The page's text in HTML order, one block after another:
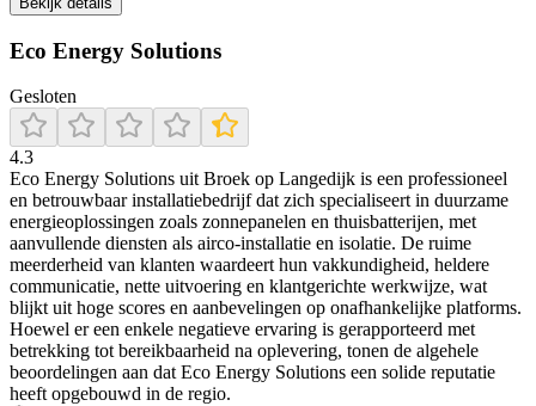
Eco Energy Solutions
Gesloten
4.3
Eco Energy Solutions uit Broek op Langedijk is een professioneel
en betrouwbaar installatiebedrijf dat zich specialiseert in duurzame
energieoplossingen zoals zonnepanelen en thuisbatterijen, met
aanvullende diensten als airco-installatie en isolatie. De ruime
meerderheid van klanten waardeert hun vakkundigheid, heldere
communicatie, nette uitvoering en klantgerichte werkwijze, wat
blijkt uit hoge scores en aanbevelingen op onafhankelijke platforms.
Hoewel er een enkele negatieve ervaring is gerapporteerd met
betrekking tot bereikbaarheid na oplevering, tonen de algehele
beoordelingen aan dat Eco Energy Solutions een solide reputatie
heeft opgebouwd in de regio.